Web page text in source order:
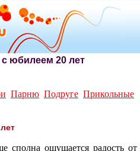
юбилеем 20 лет
Парню Подруге Прикольные
сполна ощущается радость от